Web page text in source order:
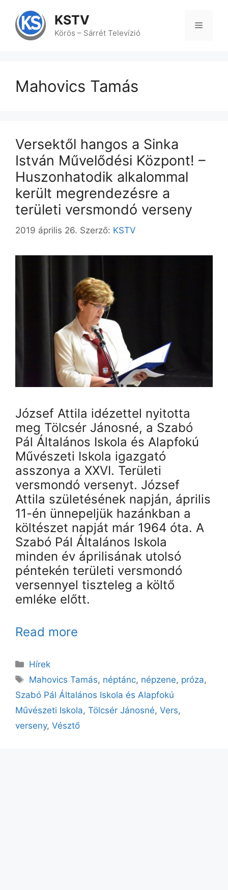
tartalomba
KSTV
Körös – Sárrét Televízió
Menü
Mahovics Tamás
Versektől hangos a Sinka
István Művelődési Központ! –
Huszonhatodik alkalommal
került megrendezésre a
területi versmondó verseny
2019 április 26. Szerző: KSTV
József Attila idézettel nyitotta
meg Tölcsér Jánosné, a Szabó
Pál Általános Iskola és Alapfokú
Művészeti Iskola igazgató
asszonya a XXVI. Területi
versmondó versenyt. József
Attila születésének napján, április
11-én ünnepeljük hazánkban a
költészet napját már 1964 óta. A
Szabó Pál Általános Iskola
minden év áprilisának utolsó
péntekén területi versmondó
versennyel tiszteleg a költő
emléke előtt.
Read more
Kategória
Hírek
Címkék
Mahovics Tamás, néptánc, népzene, próza,
Szabó Pál Általános Iskola és Alapfokú
Művészeti Iskola, Tölcsér Jánosné, Vers,
verseny, Vésztő